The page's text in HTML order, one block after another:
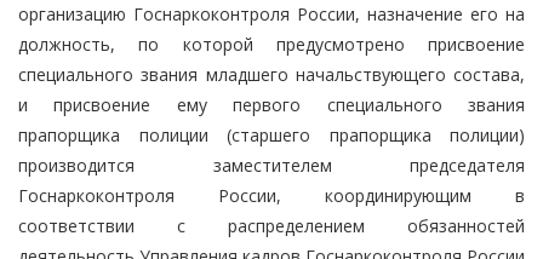
организацию Госнаркоконтроля России, назначение его на
должность, по которой предусмотрено присвоение
специального звания младшего начальствующего состава,
и присвоение ему первого специального звания
прапорщика полиции (старшего прапорщика полиции)
производится заместителем председателя
Госнаркоконтроля России, координирующим в
соответствии с распределением обязанностей